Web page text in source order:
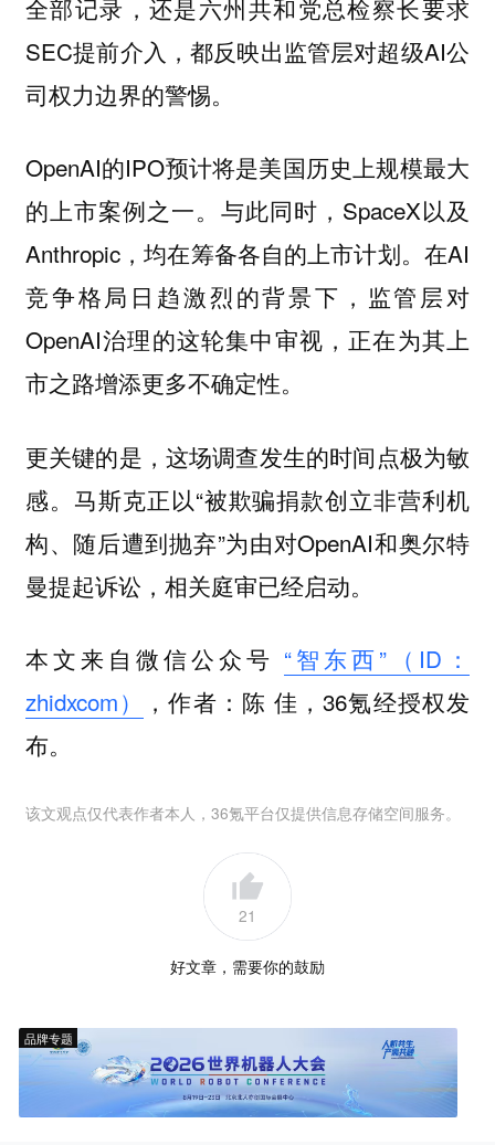
全部记录，还是六州共和党总检察长要求
SEC提前介入，都反映出监管层对超级AI公
司权力边界的警惕。
OpenAI的IPO预计将是美国历史上规模最大
的上市案例之一。与此同时，SpaceX以及
Anthropic，均在筹备各自的上市计划。在AI
竞争格局日趋激烈的背景下，监管层对
OpenAI治理的这轮集中审视，正在为其上
市之路增添更多不确定性。
更关键的是，这场调查发生的时间点极为敏
感。马斯克正以“被欺骗捐款创立非营利机
构、随后遭到抛弃”为由对OpenAI和奥尔特
曼提起诉讼，相关庭审已经启动。
本文来自微信公众号 “智东西”（ID：
zhidxcom）
，作者：陈 佳，36氪经授权发
布。
该文观点仅代表作者本人，36氪平台仅提供信息存储空间服务。
21
好文章，需要你的鼓励
品牌专题